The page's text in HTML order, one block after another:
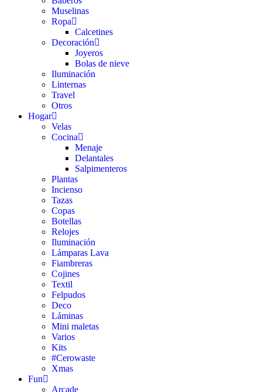
Muselinas
Ropa
Calcetines
Decoración
Joyeros
Bolas de nieve
Iluminación
Linternas
Travel
Otros
Hogar
Velas
Cocina
Menaje
Delantales
Salpimenteros
Plantas
Incienso
Tazas
Copas
Botellas
Relojes
Iluminación
Lámparas Lava
Fiambreras
Cojines
Textil
Felpudos
Deco
Láminas
Mini maletas
Varios
Kits
#Cerowaste
Xmas
Fun
Arcade